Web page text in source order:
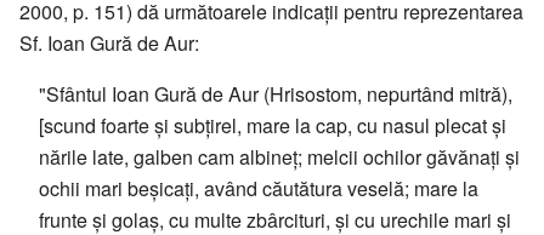
2000, p. 151) dă următoarele indicații pentru reprezentarea
Sf. Ioan Gură de Aur:
"Sfântul Ioan Gură de Aur (Hrisostom, nepurtând mitră),
[scund foarte și subțirel, mare la cap, cu nasul plecat și
nările late, galben cam albineț; melcii ochilor găvănați și
ochii mari beșicați, având căutătura veselă; mare la
frunte și golaș, cu multe zbârcituri, și cu urechile mari și